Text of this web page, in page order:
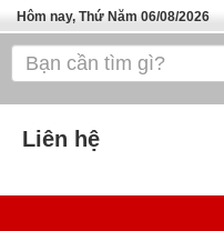
Hôm nay, Thứ Năm 06/08/2026
Trang chủ
Cafe - Kem- Trà Sữa
Liên hệ